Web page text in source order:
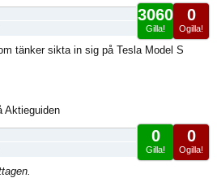
0
Ogilla!
3060
Gilla!
tänker sikta in sig på Tesla Model S
Aktieguiden
0
Ogilla!
0
Gilla!